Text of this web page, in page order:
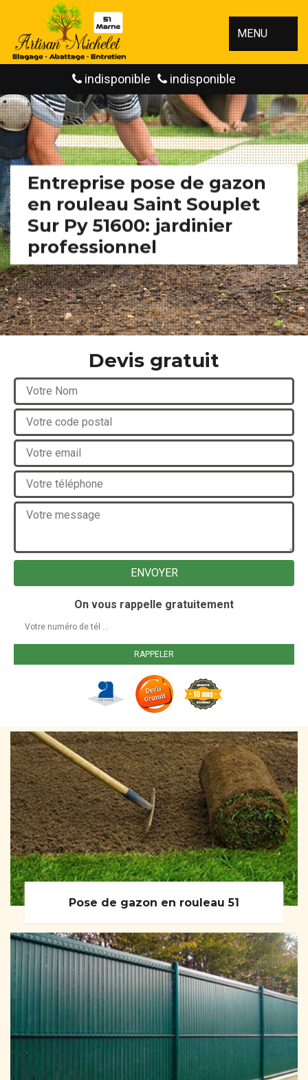
MENU
indisponible indisponible
Entreprise pose de gazon
en rouleau Saint Souplet
Sur Py 51600: jardinier
professionnel
Devis gratuit
On vous rappelle gratuitement
Pose de gazon en rouleau 51